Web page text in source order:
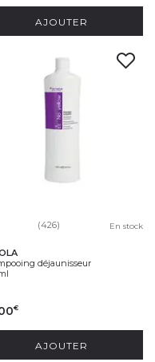
AJOUTER
(426) En stock
déjaunisseur
€
AJOUTER